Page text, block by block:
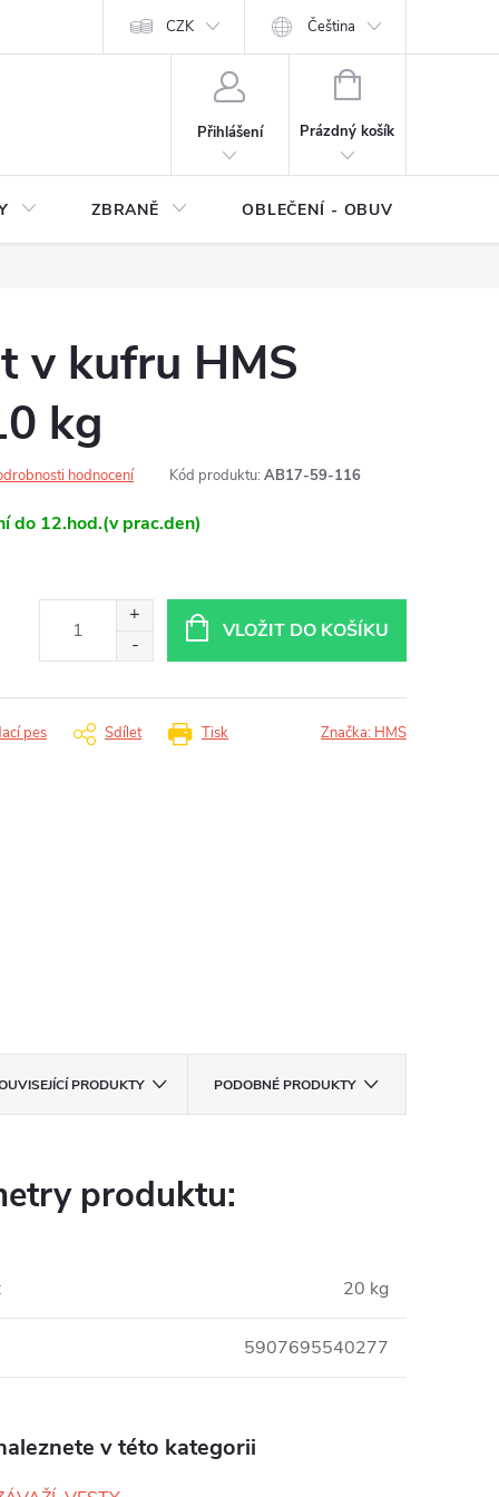
SMLOUVY OCHRANA OSOBNÍCH DAT Moje objednávka
CZK Čeština
Přihlášení
NÁKUPNÍ
Prázdný košík
ZBRANĚ OBLEČENÍ - OBUV
v kufru HMS
kg
hodnocení Kód produktu: AB17-59-116
do 12.hod.(v prac.den)
VLOŽIT DO KOŠÍKU
Tisk
pes Sdílet Značka: HMS
PRODUKTY PODOBNÉ PRODUKTY
produktu:
20 kg
5907695540277
v této kategorii